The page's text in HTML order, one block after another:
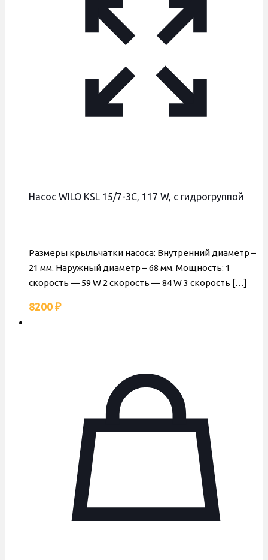
Насос WILO KSL 15/7-3С, 117 W, с гидрогруппой
Размеры крыльчатки насоса: Внутренний диаметр –
21 мм. Наружный диаметр – 68 мм. Мощность: 1
скорость — 59 W 2 скорость — 84 W 3 скорость […]
8200 ₽